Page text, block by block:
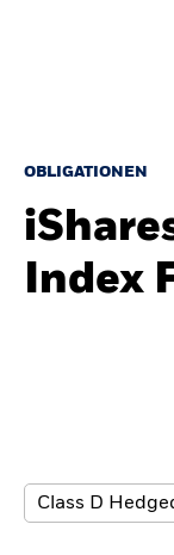
OBLIGATIONEN
Index